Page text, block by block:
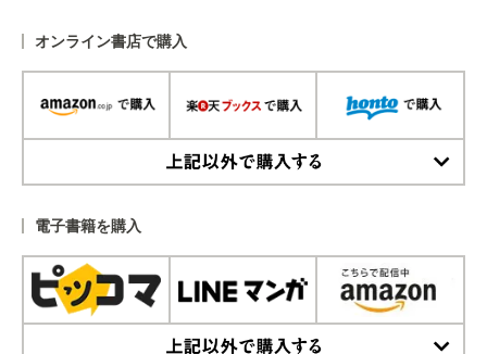
オンライン書店で購入
電子書籍を購入